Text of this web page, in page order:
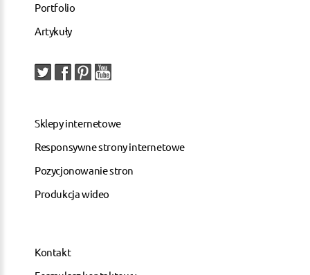
Portfolio
Artykuły
Sklepy internetowe
Responsywne strony internetowe
Pozycjonowanie stron
Produkcja wideo
Kontakt